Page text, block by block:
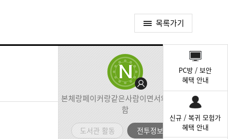
목록가기
본체랑페이커랑같은사람이면서왜아닌척
함
도서관 활동 전투정보실
PC방 / 보안
혜택 안내
신규 / 복귀 모험가
혜택 안내